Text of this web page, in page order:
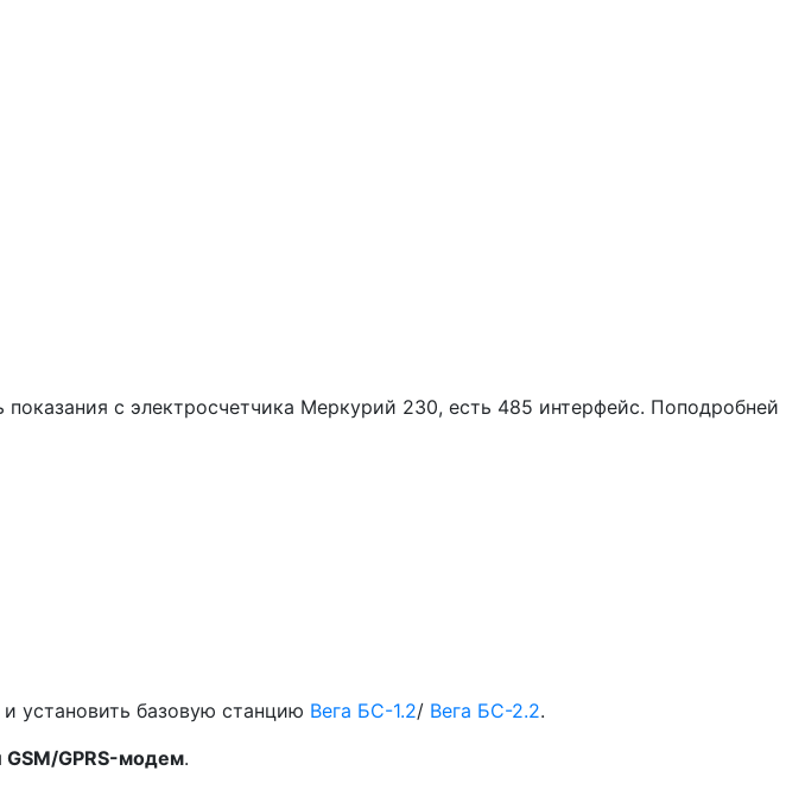
с электросчетчика Меркурий 230, есть 485 интерфейс. Поподробней
и установить базовую станцию Вега БС-1.2/ Вега БС-2.2.
GPRS-модем.